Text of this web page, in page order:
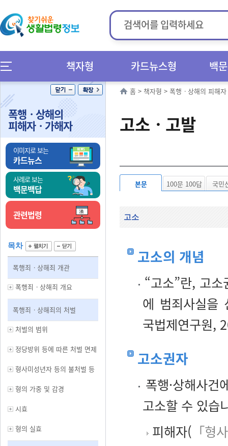
책자형 카드뉴스형 백
폭행ㆍ상해의
피해자ㆍ가해자
이미지로 보는
카드뉴스
사례로 보는
백문백답
관련법령
목차
폭행죄ㆍ상해죄 개관
폭행죄ㆍ상해죄 개요
폭행죄ㆍ상해죄의 처벌
처벌의 범위
정당방위 등에 따른 처벌 면제
형사미성년자 등의 불처벌 등
형의 가중 및 감경
시효
형의 실효
홈 > 책자형 > 폭행ㆍ상해의 피해
고소ㆍ고발
본문 100문 100답 국민
고소
고소의 개념
“고소”란, 고
에 범죄사실을
국법제연구원,
고소권자
폭행·상해사
고소할 수 있습
피해자( 「형